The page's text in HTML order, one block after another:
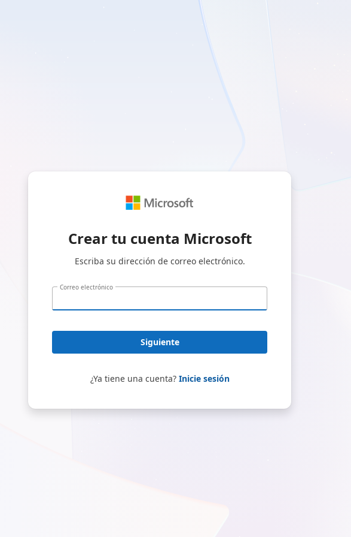
Crear tu cuenta Microsoft
Escriba su dirección de correo electrónico.
Correo electrónico
Siguiente
¿Ya tiene una cuenta? Inicie sesión